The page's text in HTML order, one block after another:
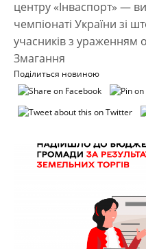
центру «Інваспорт» —
чемпіонаті України зі
учасників з ураженням
Змагання
Поділиться новиною